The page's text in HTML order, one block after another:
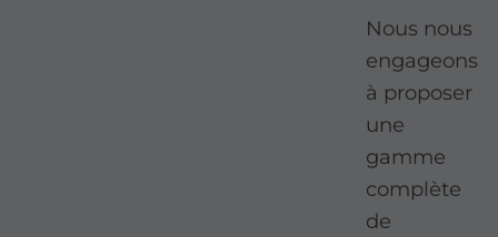
Nous nous
engageons
à proposer
une
gamme
complète
de